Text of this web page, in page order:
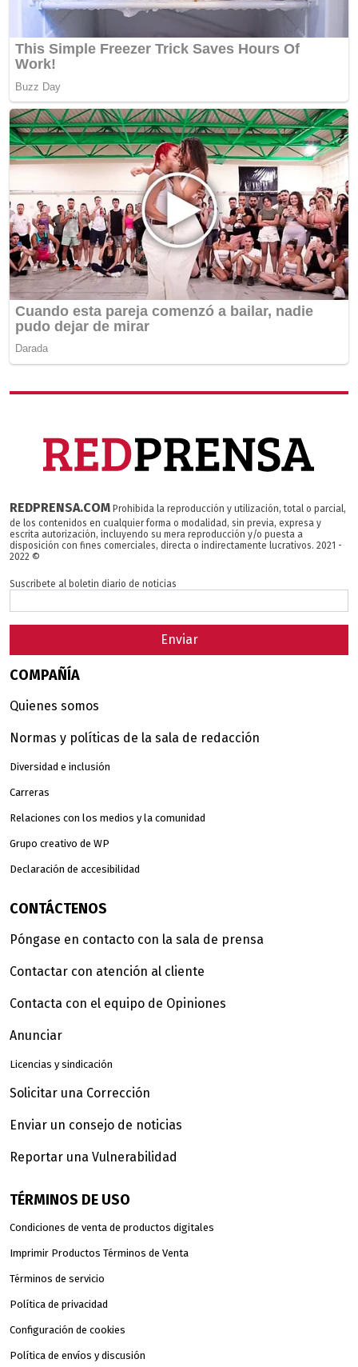
REDPRENSA.COM Prohibida la reproducción y utilización, total o parcial,
de los contenidos en cualquier forma o modalidad, sin previa, expresa y
escrita autorización, incluyendo su mera reproducción y/o puesta a
disposición con fines comerciales, directa o indirectamente lucrativos. 2021 -
2022 ©
Suscribete al boletin diario de noticias
Enviar
COMPAÑÍA
Quienes somos
Normas y políticas de la sala de redacción
Diversidad e inclusión
Carreras
Relaciones con los medios y la comunidad
Grupo creativo de WP
Declaración de accesibilidad
CONTÁCTENOS
Póngase en contacto con la sala de prensa
Contactar con atención al cliente
Contacta con el equipo de Opiniones
Anunciar
Licencias y sindicación
Solicitar una Corrección
Enviar un consejo de noticias
Reportar una Vulnerabilidad
TÉRMINOS DE USO
Condiciones de venta de productos digitales
Imprimir Productos Términos de Venta
Términos de servicio
Política de privacidad
Configuración de cookies
Política de envíos y discusión